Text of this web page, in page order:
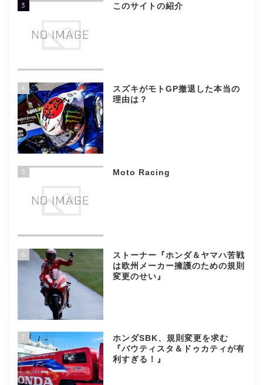
3 このサイトの紹介
4
スズキがモトGP撤退した本当の
理由は？
5 Moto Racing
6
ストーナー『ホンダ＆ヤマハ苦戦
は欧州メーカー擁護のための規則
変更のせい』
7
ホンダSBK、規則変更を求む
『バウティスタ＆ドゥカティが有
利すぎる！』